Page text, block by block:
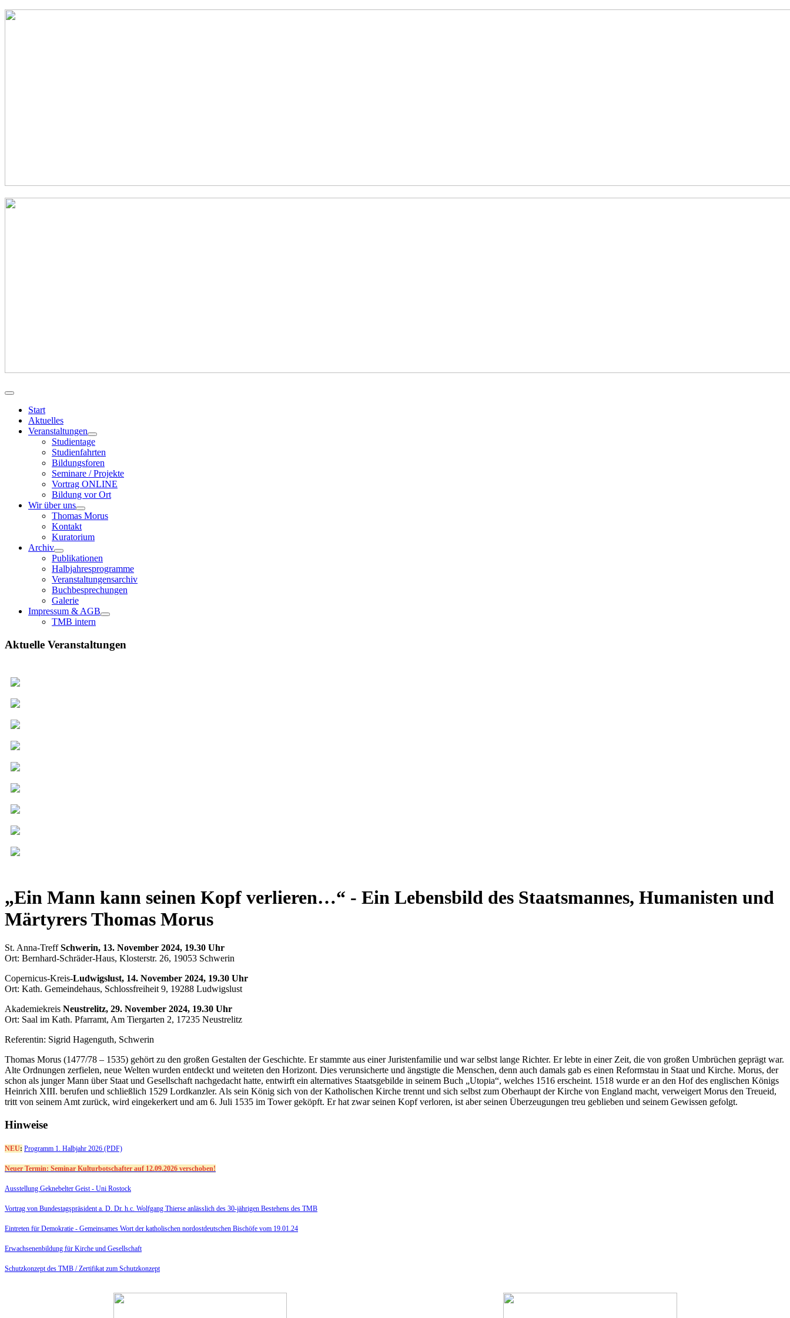
Start
Aktuelles
Veranstaltungen
Studientage
Studienfahrten
Bildungsforen
Seminare / Projekte
Vortrag ONLINE
Bildung vor Ort
Wir über uns
Thomas Morus
Kontakt
Kuratorium
Archiv
Publikationen
Halbjahresprogramme
Veranstaltungensarchiv
Buchbesprechungen
Galerie
Impressum & AGB
TMB intern
Aktuelle Veranstaltungen
„Ein Mann kann seinen Kopf verlieren…“ - Ein Lebensbild des Staatsmannes, Humanisten und
Märtyrers Thomas Morus
St. Anna-TreffSchwerin, 13. November 2024, 19.30 Uhr
Ort: Bernhard-Schräder-Haus, Klosterstr. 26, 19053 Schwerin
Copernicus-Kreis-Ludwigslust, 14. November 2024, 19.30 Uhr
Ort: Kath. Gemeindehaus, Schlossfreiheit 9, 19288 Ludwigslust
Akademiekreis Neustrelitz, 29. November 2024, 19.30 Uhr
Ort: Saal im Kath. Pfarramt, Am Tiergarten 2, 17235 Neustrelitz
Referentin: Sigrid Hagenguth, Schwerin
Thomas Morus (1477/78 – 1535) gehört zu den großen Gestalten der Geschichte. Er stammte aus einer Juristenfamilie und war selbst lange Richter. Er lebte in einer Zeit, die von großen Umbrüchen geprägt war.
Alte Ordnungen zerfielen, neue Welten wurden entdeckt und weiteten den Horizont. Dies verunsicherte und ängstigte die Menschen, denn auch damals gab es einen Reformstau in Staat und Kirche. Morus, der
schon als junger Mann über Staat und Gesellschaft nachgedacht hatte, entwirft ein alternatives Staatsgebilde in seinem Buch „Utopia“, welches 1516 erscheint. 1518 wurde er an den Hof des englischen Königs
Heinrich XIII. berufen und schließlich 1529 Lordkanzler. Als sein König sich von der Katholischen Kirche trennt und sich selbst zum Oberhaupt der Kirche von England macht, verweigert Morus den Treueid,
tritt von seinem Amt zurück, wird eingekerkert und am 6. Juli 1535 im Tower geköpft. Er hat zwar seinen Kopf verloren, ist aber seinen Überzeugungen treu geblieben und seinem Gewissen gefolgt.
Hinweise
NEU: Programm 1. Halbjahr 2026 (PDF)
Neuer Termin: Seminar Kulturbotschafter auf 12.09.2026 verschoben!
Ausstellung Geknebelter Geist - Uni Rostock
Vortrag von Bundestagspräsident a. D. Dr. h.c. Wolfgang Thierse anlässlich des 30-jährigen Bestehens des TMB
Eintreten für Demokratie - Gemeinsames Wort der katholischen nordostdeutschen Bischöfe vom 19.01.24
Erwachsenenbildung für Kirche und Gesellschaft
Schutzkonzept des TMB / Zertifikat zum Schutzkonzept